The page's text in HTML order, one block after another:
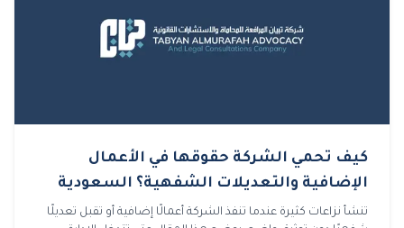
كيف تحمي الشركة حقوقها في الأعمال
الإضافية والتعديلات الشفهية؟ السعودية
2026
تنشأ نزاعات كثيرة عندما تنفذ الشركة أعمالًا إضافية أو تقبل تعديلًا